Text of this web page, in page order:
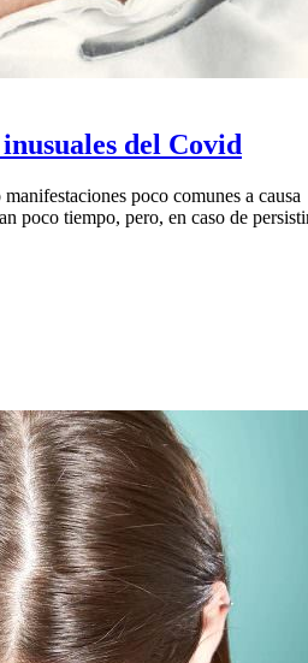
del Covid
poco comunes a causa
poco tiempo, pero, en caso de